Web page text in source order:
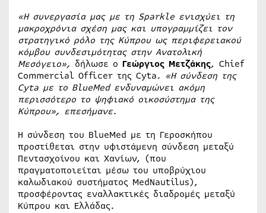
«Η συνεργασία μας με τη Sparkle ενισχύει τη
μακροχρόνια σχέση μας και υπογραμμίζει τον
στρατηγικό ρόλο της Κύπρου ως περιφερειακού
κόμβου συνδεσιμότητας στην Ανατολική
Μεσόγειο», δήλωσε ο Γεώργιος Μετζάκης, Chief
Commercial Officer της Cyta. «Η σύνδεση της
Cyta με το BlueMedενδυναμώνει ακόμη
περισσότερο το ψηφιακό οικοσύστημα της
Κύπρου», επεσήμανε.
Η σύνδεση του BlueMed με τη Γεροσκήπου
προστίθεται στην υφιστάμενη σύνδεση μεταξύ
Πεντασχοίνου και Χανίων, (που
πραγματοποιείται μέσω του υποβρύχιου
καλωδιακού συστήματος MedNautilus),
προσφέροντας εναλλακτικές διαδρομές μεταξύ
Κύπρου και Ελλάδας.